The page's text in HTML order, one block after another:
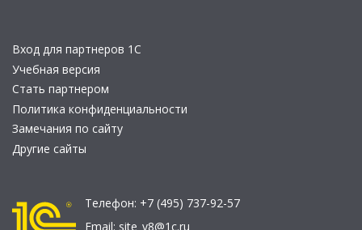
Вход для партнеров 1С
Учебная версия
Стать партнером
Политика конфиденциальности
Замечания по сайту
Другие сайты
Телефон: +7 (495) 737-92-57
Email: site_v8@1c.ru